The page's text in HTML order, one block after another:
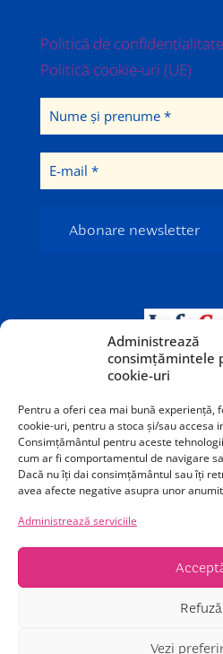
Administrează
consimțămintele
cookie-uri
Pentru a oferi cea mai bună experiență,
cookie-uri, pentru a stoca și/sau accesa
Consimțământul pentru aceste
cum ar fi comportamentul de navigare
Dacă nu îți dai consimțământul sau îți
avea afecte negative asupra unor
Administrează serviciile
Refuză
Vezi
Politică de confidențialitate
Politică cookie-uri (UE)
subvenționată de Primăria
Calea Victoriei 40-42,
Powered by